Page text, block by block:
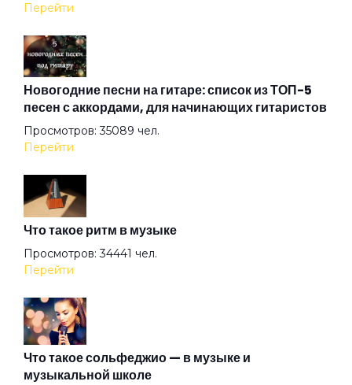
Всё остальное дым
Всё хорошо!
Где душа летает
Герр Захер Мазох
Гильотины сечение
Перейти
Новогодние песни на гитаре: список из ТОП-5
песен с аккордами, для начинающих гитаристов
Просмотров: 35089 чел.
Перейти
Что такое ритм в музыке
Просмотров: 34441 чел.
Перейти
Что такое сольфеджио — в музыке и
музыкальной школе